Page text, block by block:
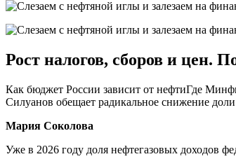
Рост налогов, сборов и цен.
Как бюджет России зависит от нефтиГде
Силуанов обещает радикальное снижение
Мария Соколова
Уже в 2026 году доля нефтегазовых доходов